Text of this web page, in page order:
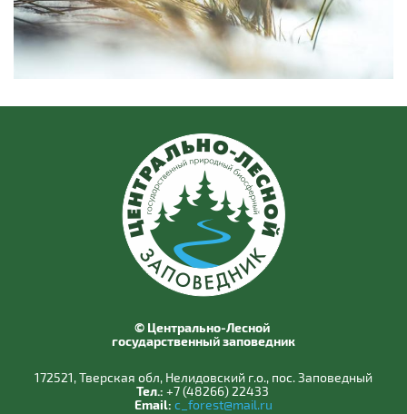
© Центрально-Лесной
государственный заповедник
172521, Тверская обл, Нелидовский г.о., пос. Заповедный
Тел.: +7 (48266) 22433
Email: c_forest@mail.ru